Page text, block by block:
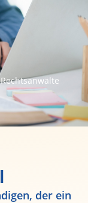
Rechtsanwälte
der ein